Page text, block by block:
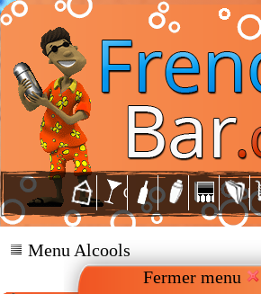
Fermer menu
Menu Alcools